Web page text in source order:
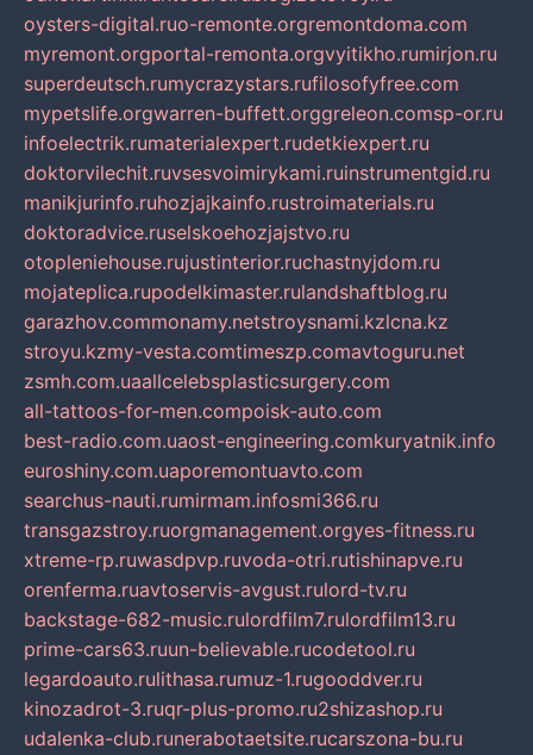
oysters-digital.ruo-remonte.orgremontdoma.com
myremont.orgportal-remonta.orgvyitikho.rumirjon.ru
superdeutsch.rumycrazystars.rufilosofyfree.com
mypetslife.orgwarren-buffett.orggreleon.comsp-or.ru
infoelectrik.rumaterialexpert.rudetkiexpert.ru
doktorvilechit.ruvsesvoimirykami.ruinstrumentgid.ru
manikjurinfo.ruhozjajkainfo.rustroimaterials.ru
doktoradvice.ruselskoehozjajstvo.ru
otopleniehouse.rujustinterior.ruchastnyjdom.ru
mojateplica.rupodelkimaster.rulandshaftblog.ru
garazhov.commonamy.netstroysnami.kzlcna.kz
stroyu.kzmy-vesta.comtimeszp.comavtoguru.net
zsmh.com.uaallcelebsplasticsurgery.com
all-tattoos-for-men.compoisk-auto.com
best-radio.com.uaost-engineering.comkuryatnik.info
euroshiny.com.uaporemontuavto.com
searchus-nauti.rumirmam.infosmi366.ru
transgazstroy.ruorgmanagement.orgyes-fitness.ru
xtreme-rp.ruwasdpvp.ruvoda-otri.rutishinapve.ru
orenferma.ruavtoservis-avgust.rulord-tv.ru
backstage-682-music.rulordfilm7.rulordfilm13.ru
prime-cars63.ruun-believable.rucodetool.ru
legardoauto.rulithasa.rumuz-1.rugooddver.ru
kinozadrot-3.ruqr-plus-promo.ru2shizashop.ru
udalenka-club.runerabotaetsite.rucarszona-bu.ru